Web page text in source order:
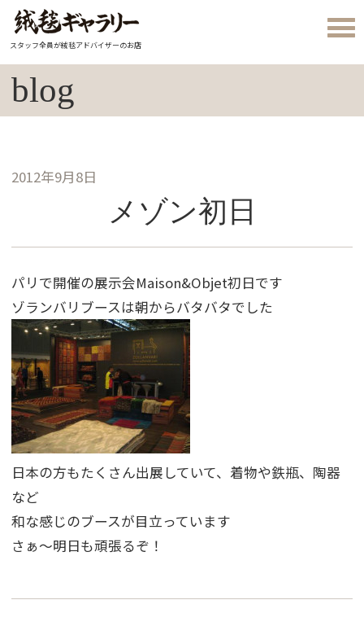
スタッフ全員が絨毯アドバイザーのお店
blog
2012年9月8日
メゾン初日
パリで開催の展示会Maison&Objet初日です
ゾランバリブースは朝からバタバタでした
日本の方もたくさん出展していて、着物や鉄瓶、陶器
など
和な感じのブースが目立っています
さぁ〜明日も頑張るぞ！